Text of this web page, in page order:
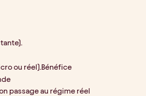
ou réel).Bénéfice
passage au régime réel